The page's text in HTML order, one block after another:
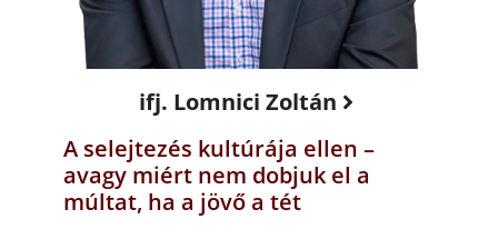
ifj. Lomnici Zoltán
A selejtezés kultúrája ellen –
avagy miért nem dobjuk el a
múltat, ha a jövő a tét